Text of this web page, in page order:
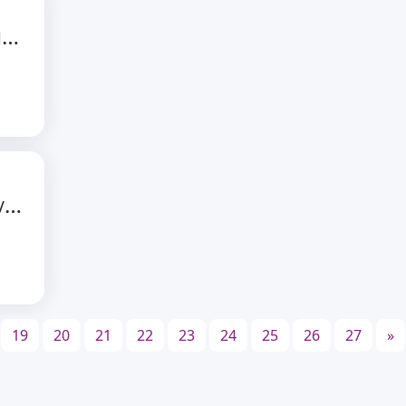
#
DSEEerklärt Digitalisierung: Mit Erfolg gemessen – Grundlagen der Datenanalyse in Social Media
V
ergiss es?! Effektives Wissensmanagement rund um den Vorstandswechsel
19 20 21 22 23 24 25 26 27 »